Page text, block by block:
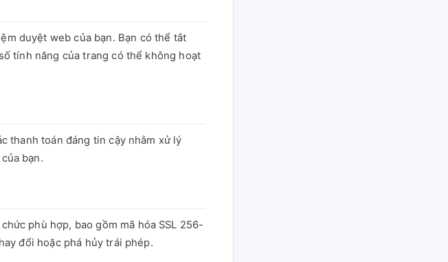
duyệt web của bạn. Bạn có thể tắt
tính năng của trang có thể không hoạt
thanh toán đáng tin cậy nhằm xử lý
bạn.
phù hợp, bao gồm mã hóa SSL 256-
đổi hoặc phá hủy trái phép.